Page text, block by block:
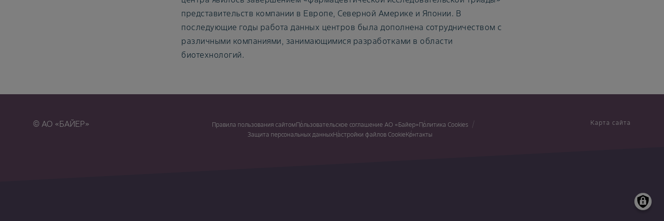
представительств компании в Европе, Северной Америке и Японии. В
последующие годы работа данных центров была дополнена сотрудничеством с
различными компаниями, занимающимися разработками в области
биотехнологий.
© АО «БАЙЕР» Правила пользования сайтомПользовательское соглашение АО «Байер»Политика Cookies
Защита персональных данныхНастройки файлов CookieКонтакты
Карта сайта